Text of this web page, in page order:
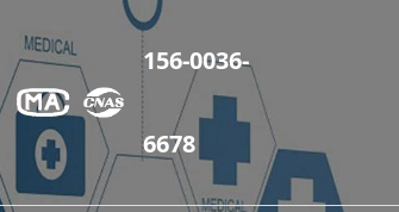
156-0036-
6678